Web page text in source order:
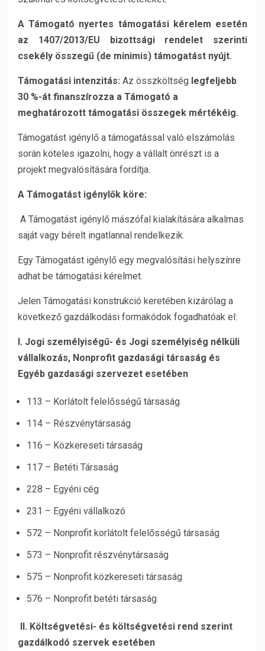
A Támogató nyertes támogatási kérelem esetén
az 1407/2013/EU bizottsági rendelet szerinti
csekély összegű (de minimis) támogatást nyújt.
Támogatási intenzitás: Az összköltség legfeljebb
30 %-át finanszírozza a Támogató a
meghatározott támogatási összegek mértékéig.
Támogatást igénylő a támogatással való elszámolás
során köteles igazolni, hogy a vállalt önrészt is a
projekt megvalósítására fordítja.
A Támogatást igénylők köre:
A Támogatást igénylő mászófal kialakítására alkalmas
saját vagy bérelt ingatlannal rendelkezik.
Egy Támogatást igénylő egy megvalósítási helyszínre
adhat be támogatási kérelmet.
Jelen Támogatási konstrukció keretében kizárólag a
következő gazdálkodási formakódok fogadhatóak el:
I. Jogi személyiségű- és Jogi személyiség nélküli
vállalkozás, Nonprofit gazdasági társaság és
Egyéb gazdasági szervezet esetében
113 – Korlátolt felelősségű társaság
114 – Részvénytársaság
116 – Közkereseti társaság
117 – Betéti Társaság
228 – Egyéni cég
231 – Egyéni vállalkozó
572 – Nonprofit korlátolt felelősségű társaság
573 – Nonprofit részvénytársaság
575 – Nonprofit közkereseti társaság
576 – Nonprofit betéti társaság
II. Költségvetési- és költségvetési rend szerint
gazdálkodó szervek esetében